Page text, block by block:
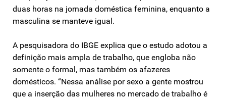
duas horas na jornada doméstica feminina, enquanto a
masculina se manteve igual.
A pesquisadora do IBGE explica que o estudo adotou a
definição mais ampla de trabalho, que engloba não
somente o formal, mas também os afazeres
domésticos. “Nessa análise por sexo a gente mostrou
que a inserção das mulheres no mercado de trabalho é